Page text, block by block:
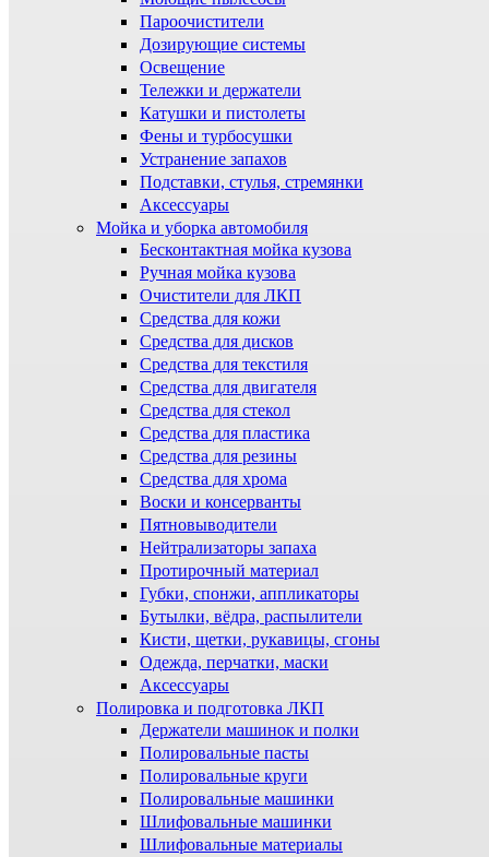
Пароочистители
Дозирующие системы
Освещение
Тележки и держатели
Катушки и пистолеты
Фены и турбосушки
Устранение запахов
Подставки, стулья, стремянки
Аксессуары
Мойка и уборка автомобиля
Бесконтактная мойка кузова
Ручная мойка кузова
Очистители для ЛКП
Средства для кожи
Средства для дисков
Средства для текстиля
Средства для двигателя
Средства для стекол
Средства для пластика
Средства для резины
Средства для хрома
Воски и консерванты
Пятновыводители
Нейтрализаторы запаха
Протирочный материал
Губки, спонжи, аппликаторы
Бутылки, вёдра, распылители
Кисти, щетки, рукавицы, сгоны
Одежда, перчатки, маски
Аксессуары
Полировка и подготовка ЛКП
Держатели машинок и полки
Полировальные пасты
Полировальные круги
Полировальные машинки
Шлифовальные машинки
Шлифовальные материалы